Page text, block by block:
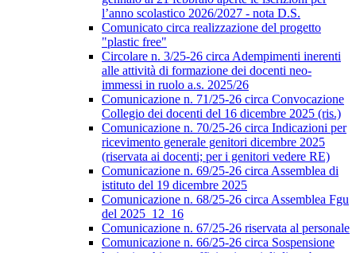
l’anno scolastico 2026/2027 - nota D.S.
Comunicato circa realizzazione del progetto
"plastic free"
Circolare n. 3/25-26 circa Adempimenti inerenti
alle attività di formazione dei docenti neo-
immessi in ruolo a.s. 2025/26
Comunicazione n. 71/25-26 circa Convocazione
Collegio dei docenti del 16 dicembre 2025 (ris.)
Comunicazione n. 70/25-26 circa Indicazioni per
ricevimento generale genitori dicembre 2025
(riservata ai docenti; per i genitori vedere RE)
Comunicazione n. 69/25-26 circa Assemblea di
istituto del 19 dicembre 2025
Comunicazione n. 68/25-26 circa Assemblea Fgu
del 2025_12_16
Comunicazione n. 67/25-26 riservata al personale
Comunicazione n. 66/25-26 circa Sospensione